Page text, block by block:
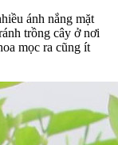
ánh nắng mặt
trồng cây ở nơi
mọc ra cũng ít